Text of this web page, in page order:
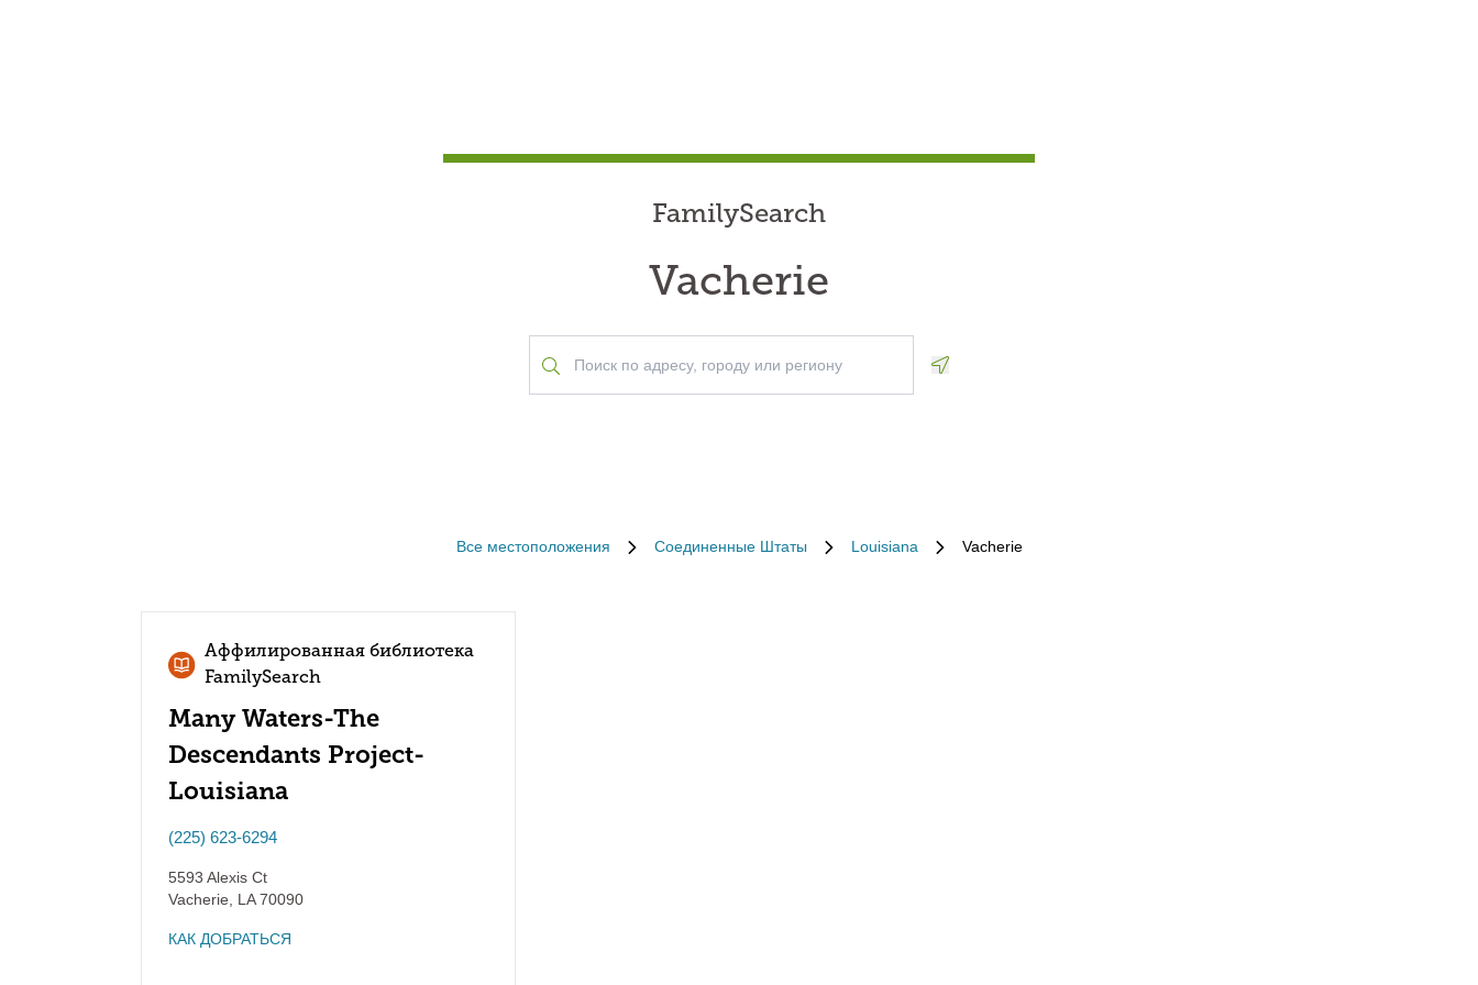
FamilySearch
Vacherie
Все местоположения Соединенные Штаты Louisiana Vacherie
Аффилированная библиотека
FamilySearch
Many Waters-The
Descendants Project-
Louisiana
(225) 623-6294
5593 Alexis Ct
Vacherie
LA70090
КАК ДОБРАТЬСЯ